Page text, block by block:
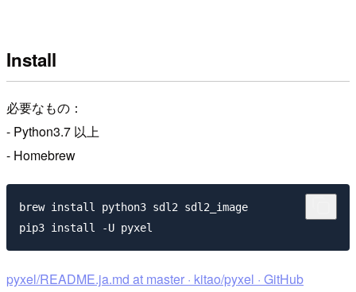
Install
必要なもの：
- Python3.7 以上
- Homebrew
brew install python3 sdl2 sdl2_image
pyxel/README.ja.md at master · kitao/pyxel · GitHub